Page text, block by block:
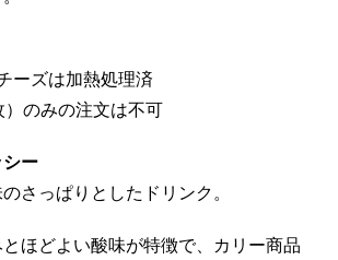
ーズは加熱処理済
のみの注文は不可
ー
さっぱりとしたドリンク。
ほどよい酸味が特徴で、カリー商品